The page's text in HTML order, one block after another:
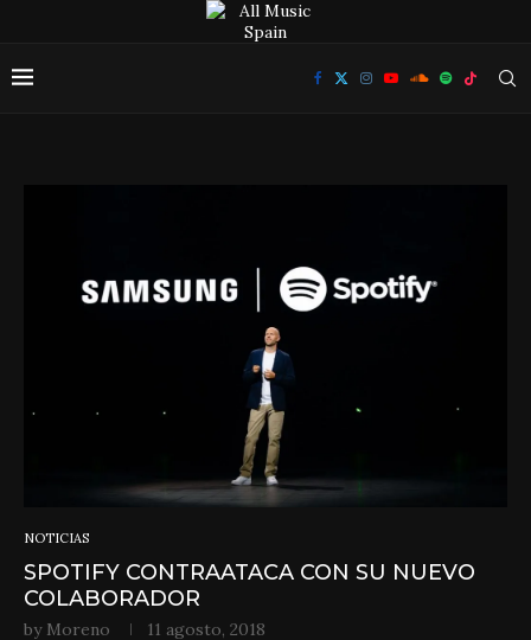
NOTICIAS
SPOTIFY CONTRAATACA CON SU NUEVO
COLABORADOR
by Moreno 11 agosto, 2018